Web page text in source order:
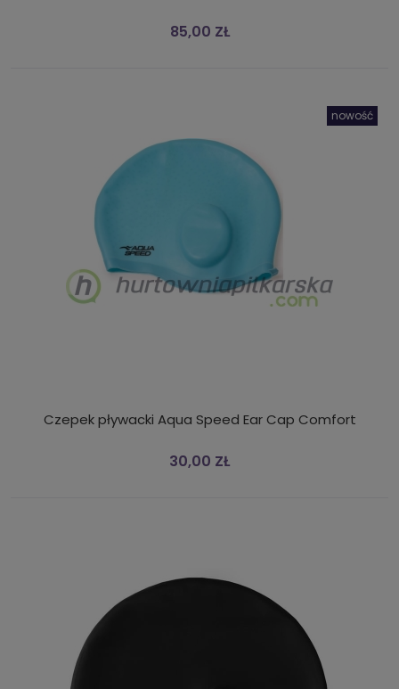
85,00 ZŁ
Czepek pływacki Aqua Speed Ear Cap Comfort
30,00 ZŁ
nowość